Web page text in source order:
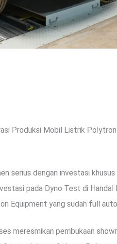
Produksi Mobil Listrik Polytron
serius dengan investasi
pada Dyno Test di Handal
Equipment yang sudah full
meresmikan pembukaan